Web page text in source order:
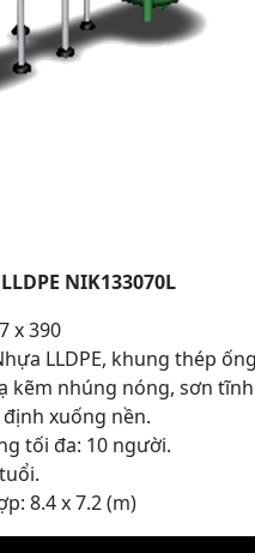
NIK133070L
x 390
LLDPE, khung thép
kẽm nhúng nóng, sơn
định xuống nền.
tối đa: 10 người.
8.4 x 7.2 (m)